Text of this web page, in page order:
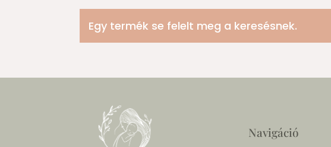
Egy termék se felelt meg a keresésnek.
Navigáció